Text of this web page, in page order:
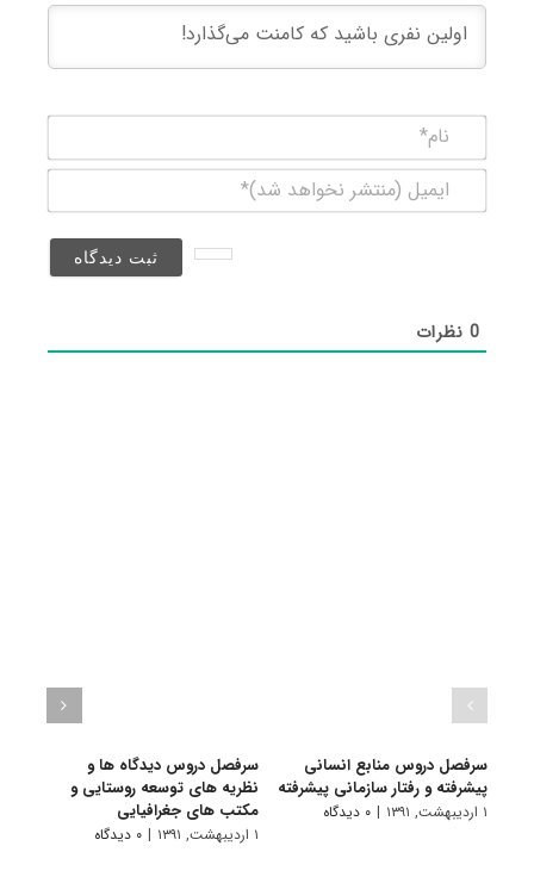
(منتشر
0نظرات
سرفصل دروس منابع انسانی
پیشرفته و رفتار سازمانی پیشرفته
۱ اردیبهشت, ۱۳۹۱ | ۰ دیدگاه
سرفصل دروس دیدگاه ها و
نظریه های توسعه روستایی و
مکتب های جغرافیایی
۱ اردیبهشت, ۱۳۹۱ | ۰ دیدگاه